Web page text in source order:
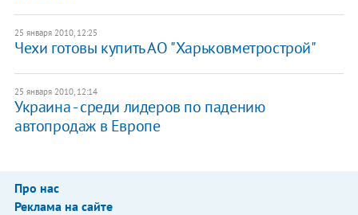
25 января 2010, 12:25
Чехи готовы купить АО "Харьковметрострой"
25 января 2010, 12:14
Украина - среди лидеров по падению
автопродаж в Европе
Про нас
Реклама на сайте